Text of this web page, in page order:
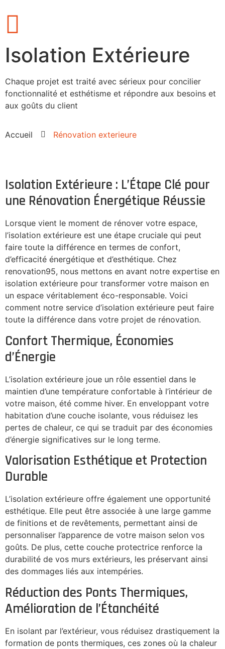
Isolation Extérieure
Chaque projet est traité avec sérieux pour concilier
fonctionnalité et esthétisme et répondre aux besoins et
aux goûts du client
Accueil Rénovation exterieure
Isolation Extérieure : L’Étape Clé pour
une Rénovation Énergétique Réussie
Lorsque vient le moment de rénover votre espace,
l’isolation extérieure est une étape cruciale qui peut
faire toute la différence en termes de confort,
d’efficacité énergétique et d’esthétique. Chez
renovation95, nous mettons en avant notre expertise en
isolation extérieure pour transformer votre maison en
un espace véritablement éco-responsable. Voici
comment notre service d’isolation extérieure peut faire
toute la différence dans votre projet de rénovation.
Confort Thermique, Économies
d’Énergie
L’isolation extérieure joue un rôle essentiel dans le
maintien d’une température confortable à l’intérieur de
votre maison, été comme hiver. En enveloppant votre
habitation d’une couche isolante, vous réduisez les
pertes de chaleur, ce qui se traduit par des économies
d’énergie significatives sur le long terme.
Valorisation Esthétique et Protection
Durable
L’isolation extérieure offre également une opportunité
esthétique. Elle peut être associée à une large gamme
de finitions et de revêtements, permettant ainsi de
personnaliser l’apparence de votre maison selon vos
goûts. De plus, cette couche protectrice renforce la
durabilité de vos murs extérieurs, les préservant ainsi
des dommages liés aux intempéries.
Réduction des Ponts Thermiques,
Amélioration de l’Étanchéité
En isolant par l’extérieur, vous réduisez drastiquement la
formation de ponts thermiques, ces zones où la chaleur